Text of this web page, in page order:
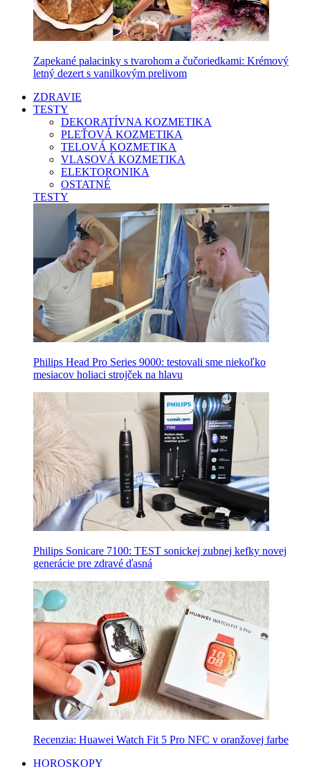
Zapekané palacinky s tvarohom a čučoriedkami: Krémový
letný dezert s vanilkovým prelivom
ZDRAVIE
TESTY
DEKORATÍVNA KOZMETIKA
PLEŤOVÁ KOZMETIKA
TELOVÁ KOZMETIKA
VLASOVÁ KOZMETIKA
ELEKTORONIKA
OSTATNÉ
TESTY
Philips Head Pro Series 9000: testovali sme niekoľko
mesiacov holiaci strojček na hlavu
Philips Sonicare 7100: TEST sonickej zubnej kefky novej
generácie pre zdravé ďasná
Recenzia: Huawei Watch Fit 5 Pro NFC v oranžovej farbe
HOROSKOPY